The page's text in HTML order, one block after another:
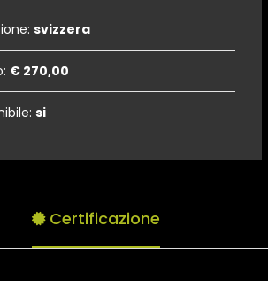
svizzera
€ 270,00
si
Certificazione